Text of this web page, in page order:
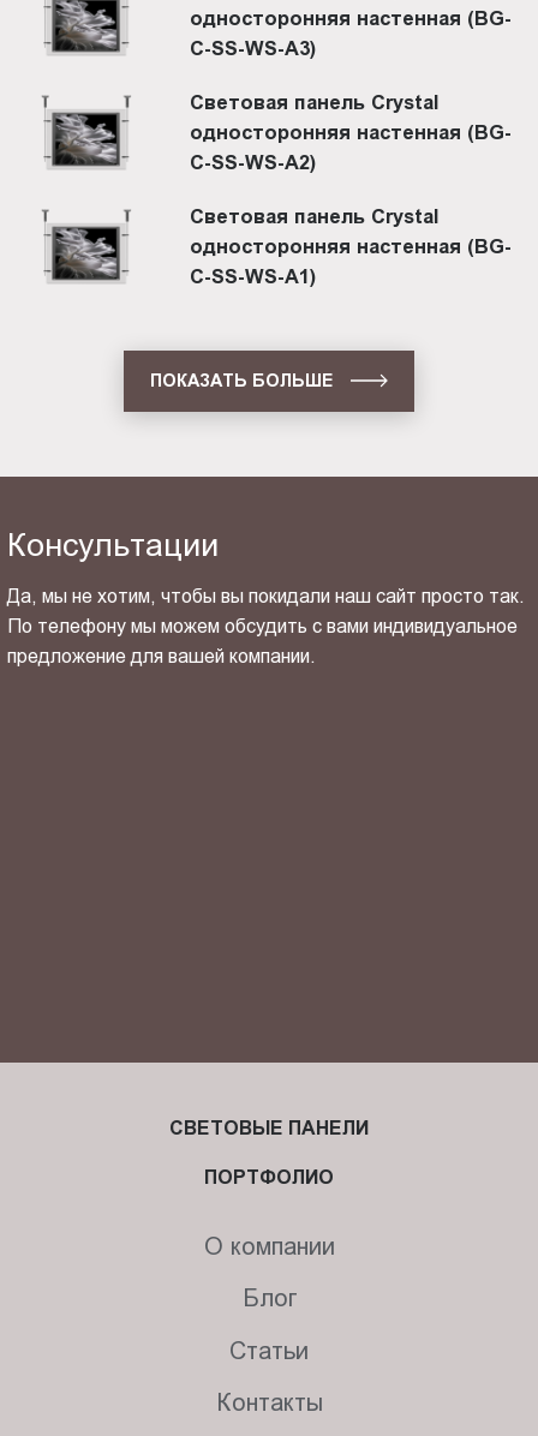
односторонняя настенная (BG-
C-SS-WS-A3)
Световая панель Crystal
односторонняя настенная (BG-
C-SS-WS-A2)
Световая панель Crystal
односторонняя настенная (BG-
C-SS-WS-A1)
ПОКАЗАТЬ БОЛЬШЕ
Консультации
Да, мы не хотим, чтобы вы покидали наш сайт просто так.
По телефону мы можем обсудить с вами индивидуальное
предложение для вашей компании.
ОТПРАВИТЬ СВОЙ КОНТАКТ
СВЕТОВЫЕ ПАНЕЛИ
ПОРТФОЛИО
О компании
Блог
Статьи
Контакты